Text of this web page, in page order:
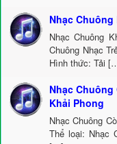
Nhạc
Nhạc Chuông
Chuông Nhạc
Hình thức: Tải
Nhạc Chuông
Khải Phong
Nhạc Chuông
Thể loại: Nhạc